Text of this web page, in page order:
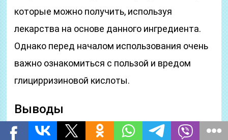
которые можно получить, используя
лекарства на основе данного ингредиента.
Однако перед началом использования очень
важно ознакомиться с пользой и вредом
глицирризиновой кислоты.
Выводы
Начните заботиться о своем здоровье прямо